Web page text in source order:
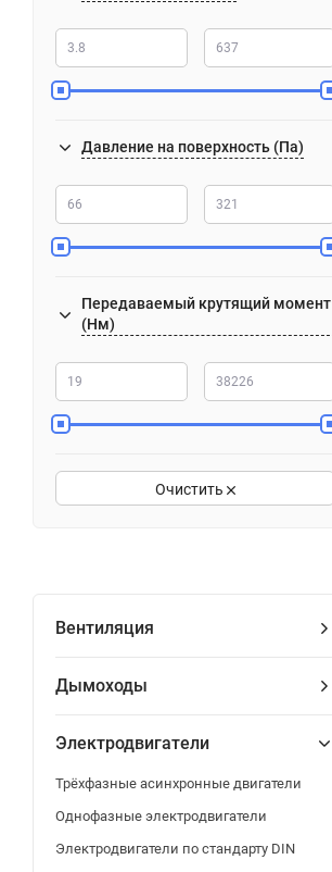
Давление на поверхность (Па)
Передаваемый крутящий момент
(Нм)
Очистить
Вентиляция
Дымоходы
Электродвигатели
Трёхфазные асинхронные двигатели
Однофазные электродвигатели
Электродвигатели по стандарту DIN